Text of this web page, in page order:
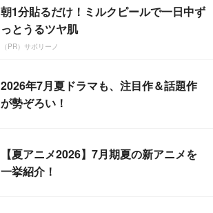
朝1分貼るだけ！ミルクピールで一日中ず
っとうるツヤ肌
（PR）サボリーノ
2026年7月夏ドラマも、注目作＆話題作
が勢ぞろい！
【夏アニメ2026】7月期夏の新アニメを
一挙紹介！